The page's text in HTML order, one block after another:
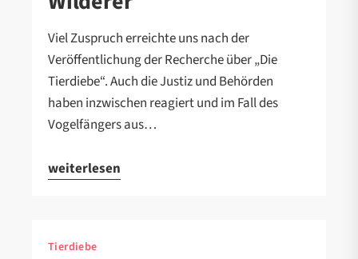
Viel Zuspruch erreichte uns nach der
Veröffentlichung der Recherche über „Die
Tierdiebe“. Auch die Justiz und Behörden
haben inzwischen reagiert und im Fall des
Vogelfängers aus…
weiterlesen
Tierdiebe